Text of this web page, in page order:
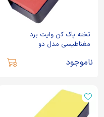
تخته پاک کن وایت برد
مغناطیسی مدل دو
ناموجود